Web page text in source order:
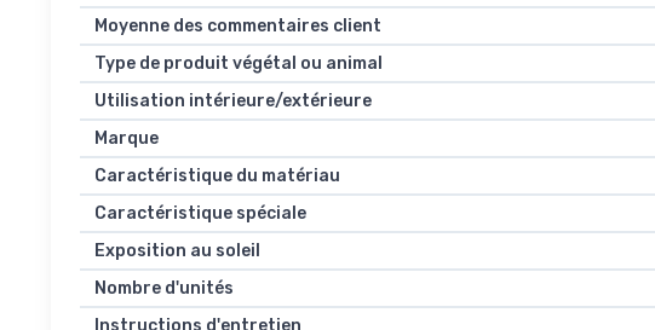
Moyenne des commentaires client
Type de produit végétal ou animal
Utilisation intérieure/extérieure
Marque
Caractéristique du matériau
Caractéristique spéciale
Exposition au soleil
Nombre d'unités
Instructions d'entretien